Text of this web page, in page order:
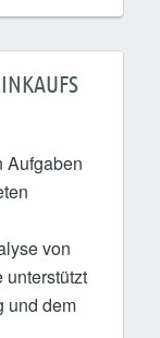
Aufgaben
von
unterstützt
und dem